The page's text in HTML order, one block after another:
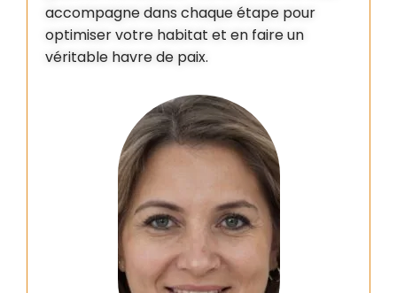
accompagne dans chaque étape pour
optimiser votre habitat et en faire un
véritable havre de paix.